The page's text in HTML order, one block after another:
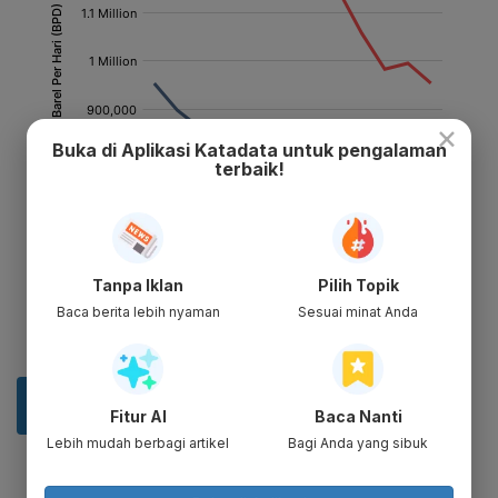
×
Buka di Aplikasi Katadata untuk pengalaman
terbaik!
Tanpa Iklan
Baca berita lebih nyaman
Pilih Topik
Sesuai minat Anda
Fitur AI
Lebih mudah berbagi artikel
Baca Nanti
Bagi Anda yang sibuk